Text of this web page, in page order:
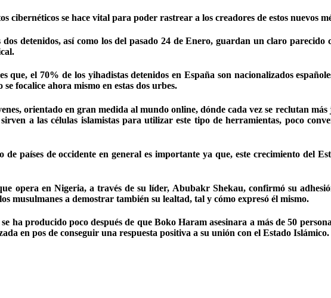
se hace vital para poder rastrear a los creadores de estos nuevos
detenidos, así como los del pasado 24 de Enero, guardan un claro parecido
el 70% de los yihadistas detenidos en España son nacionalizados
focalice ahora mismo en estas dos urbes.
orientado en gran medida al mundo online, dónde cada vez se reclutan
a las células islamistas para utilizar este tipo de herramientas, poco
países de occidente en general es importante ya que, este crecimiento del
opera en Nigeria, a través de su líder, Abubakr Shekau, confirmó su
musulmanes a demostrar también su lealtad, tal y cómo expresó él mismo.
ha producido poco después de que Boko Haram asesinara a más de 50
en pos de conseguir una respuesta positiva a su unión con el Estado Islámico.